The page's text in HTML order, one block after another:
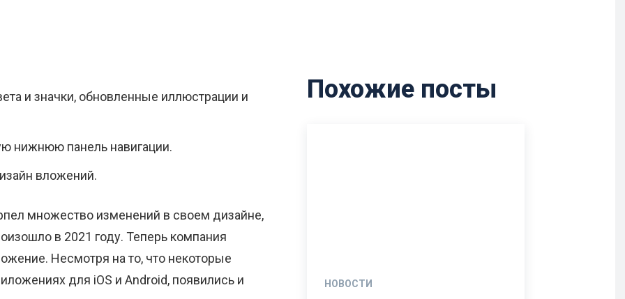
и значки, обновленные иллюстрации и
нижнюю панель навигации.
вложений.
множество изменений в своем дизайне,
в 2021 году. Теперь компания
Несмотря на то, что некоторые
для iOS и Android, появились и
Похожие посты
НОВОСТИ